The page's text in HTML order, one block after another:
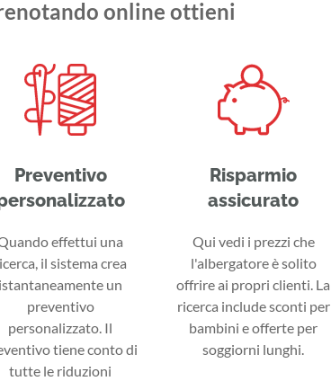
online ottieni
Preventivo
effettui una
il sistema crea
istantaneamente un
preventivo
personalizzato. Il
tiene conto di
tutte le riduzioni
Risparmio
assicurato
Qui vedi i prezzi che
l'albergatore è solito
offrire ai propri clienti. La
ricerca include sconti per
bambini e offerte per
soggiorni lunghi.